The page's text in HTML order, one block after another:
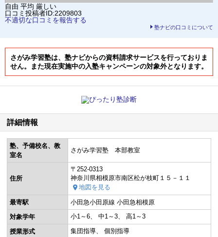
自由 平均 厳しい
口コミ投稿者ID:2209803
不適切な口コミを報告する
塾ナビの口コミについて
さがみ学習塾は、塾ナビからの資料請求サービスを行っておりま
せん。また現在実施中の入塾キャンペーンの対象外となります。
詳細情報
塾、予備校名、教
室名
さがみ学習塾 本部教室
住所
〒252-0313
神奈川県相模原市南区松が枝町１５－１１
地図を見る
最寄駅
小田急小田原線 小田急相模原
対象学年
小1～6 中1～3 高1～3
授業形式 集団指導 個別指導